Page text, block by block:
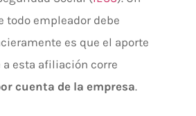
todo empleador debe
es que el aporte
esta afiliación corre
cuenta de la empresa.